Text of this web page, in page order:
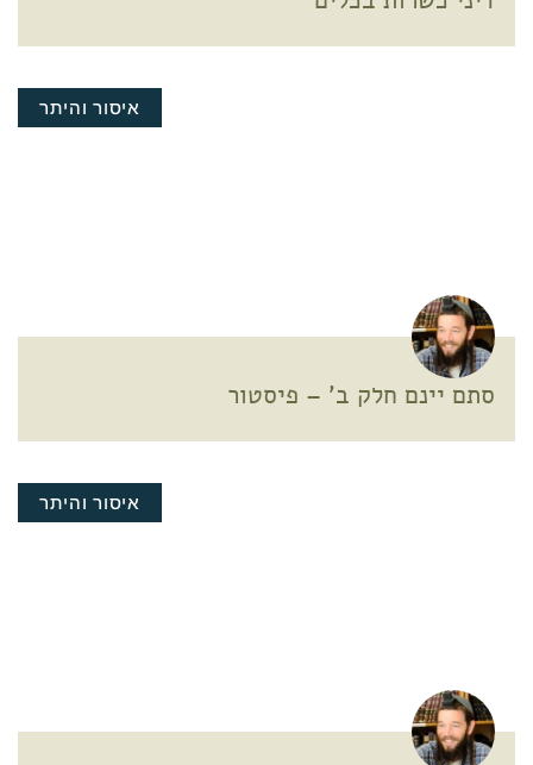
איסור והיתר
סתם יינם חלק ב' – פיסטור
איסור והיתר